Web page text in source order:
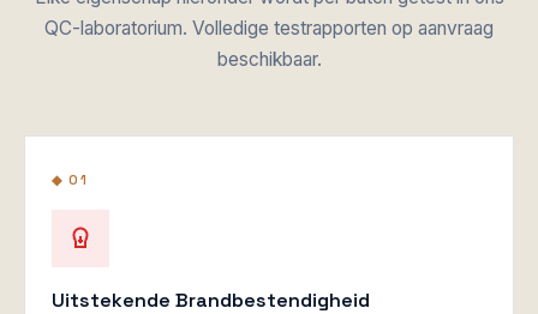
QC-laboratorium. Volledige testrapporten op aanvraag
beschikbaar.
◆ 01
Uitstekende Brandbestendigheid